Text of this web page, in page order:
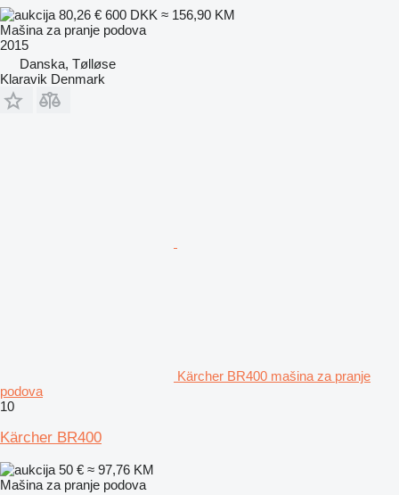
80,26 € 600 DKK ≈ 156,90 KM
Mašina za pranje podova
2015
Danska, Tølløse
Klaravik Denmark
Kärcher BR400 mašina za pranje
podova
10
Kärcher BR400
50 € ≈ 97,76 KM
Mašina za pranje podova